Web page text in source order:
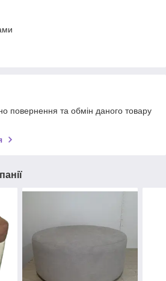
повернення та обмін даного товару